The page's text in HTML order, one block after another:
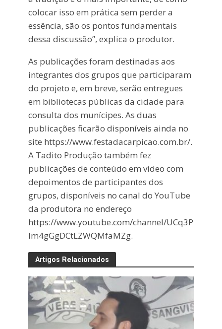
colocar isso em prática sem perder a
essência, são os pontos fundamentais
dessa discussão”, explica o produtor.
As publicações foram destinadas aos
integrantes dos grupos que participaram
do projeto e, em breve, serão entregues
em bibliotecas públicas da cidade para
consulta dos munícipes. As duas
publicações ficarão disponíveis ainda no
site https://www.festadacarpicao.com.br/.
A Tadito Produção também fez
publicações de conteúdo em vídeo com
depoimentos de participantes dos
grupos, disponíveis no canal do YouTube
da produtora no endereço
https://www.youtube.com/channel/UCq3P
Im4gGgDCtLZWQMfaMZg.
Artigos Relacionados